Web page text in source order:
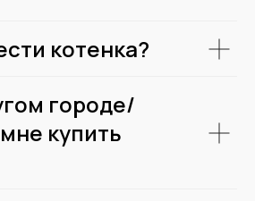
котенка?
городе/
купить